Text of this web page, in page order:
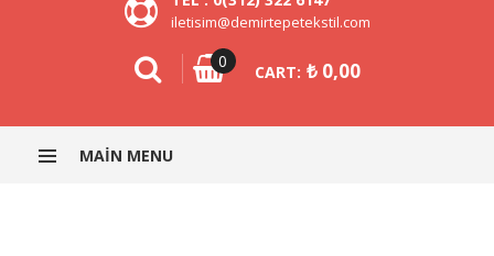
iletisim@demirtepetekstil.com
0
CART: ₺0,00
MAIN MENU